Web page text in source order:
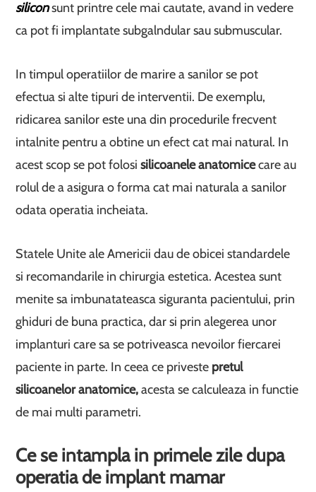
siliconsunt printre cele mai cautate, avand in vedere
ca pot fi implantate subgalndular sau submuscular.
In timpul operatiilor de marire a sanilor se pot
efectua si alte tipuri de interventii. De exemplu,
ridicarea sanilor este una din procedurile frecvent
intalnite pentru a obtine un efect cat mai natural. In
acest scop se pot folosisilicoanele anatomicecare au
rolul de a asigura o forma cat mai naturala a sanilor
odata operatia incheiata.
Statele Unite ale Americii dau de obicei standardele
si recomandarile in chirurgia estetica. Acestea sunt
menite sa imbunatateasca siguranta pacientului, prin
ghiduri de buna practica, dar si prin alegerea unor
implanturi care sa se potriveasca nevoilor fiercarei
paciente in parte. In ceea ce priveste pretul
silicoanelor anatomice,acesta se calculeaza in functie
de mai multi parametri.
Ce se intampla in primele zile dupa
operatia de implant mamar